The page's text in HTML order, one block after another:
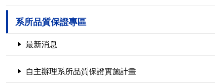
系所品質保證專區
最新消息
自主辦理系所品質保證實施計畫